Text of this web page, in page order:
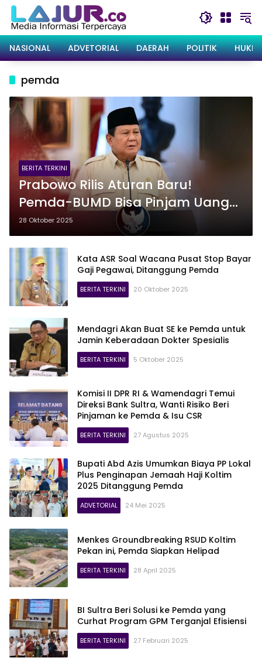
Langsung
konten
NASIONAL
ADVETORIAL DAERAH POLITIK
pemda
BERITA TERKINI
Prabowo Rilis Aturan Baru!
Pemda-BUMD Bisa Pinjam Uang
ke Pusat
28 Oktober 2025
Kata ASR Soal Wacana Pusat Stop Bayar
Gaji Pegawai, Ditanggung Pemda
BERITA TERKINI 20 Oktober 2025
Mendagri Akan Buat SE ke Pemda untuk
Jamin Keberadaan Dokter Spesialis
BERITA TERKINI 5 Oktober 2025
Komisi II DPR RI & Wamendagri Temui
Direksi Bank Sultra, Wanti Risiko Beri
Pinjaman ke Pemda & Isu CSR
BERITA TERKINI 27 Agustus 2025
Bupati Abd Azis Umumkan Biaya PP Lokal
Plus Penginapan Jemaah Haji Koltim
2025 Ditanggung Pemda
ADVETORIAL 24 Mei 2025
Menkes Groundbreaking RSUD Koltim
Pekan ini, Pemda Siapkan Helipad
BERITA TERKINI 28 April 2025
BI Sultra Beri Solusi ke Pemda yang
Curhat Program GPM Terganjal Efisiensi
BERITA TERKINI 27 Februari 2025